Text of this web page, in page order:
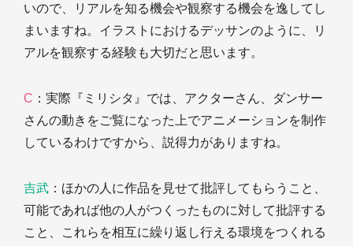
いので、リアルを知る機会や観察する機会を逸してし
まいますね。イラストにおけるデッサンのように、リ
アルを観察する経験も大切だと思います。
C ：実際『ミリシタ』では、アクターさん、ダンサー
さんの動きをご覧になった上でアニメーションを制作
しているわけですから、説得力がありますね。
吉武 ：ほかの人に作品を見せて批評してもらうこと、
可能であれば他の人がつくったものに対して批評する
こと、これらを相互に繰り返し行える環境をつくれる